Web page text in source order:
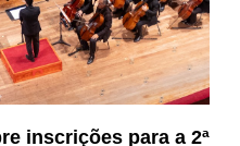
inscrições para a 2ª